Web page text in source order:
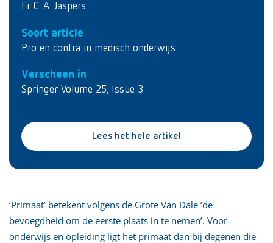
Fr. C. A. Jaspers
Soort article
Pro en contra in medisch onderwijs
Verscheen in
Springer Volume 25, Issue 3
Lees het hele artikel
‘Primaat’ betekent volgens de Grote Van Dale ‘de
bevoegdheid om de eerste plaats in te nemen’. Voor
onderwijs en opleiding ligt het primaat dan bij degenen die